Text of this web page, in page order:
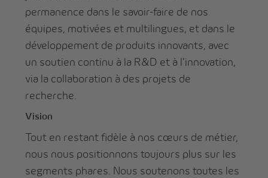
permanence dans le savoir-faire de nos
équipes, motivées et multilingues, et dans le
développement de produits innovants, avec
un soutien continu à la R&D et à l’innovation,
via la collaboration à des projets de
recherche.
Vision
Tout en restant fidèle à nos cœurs de métier,
nous nous positionnons toujours plus sur les
segments phares. Nous soutenons toutes les